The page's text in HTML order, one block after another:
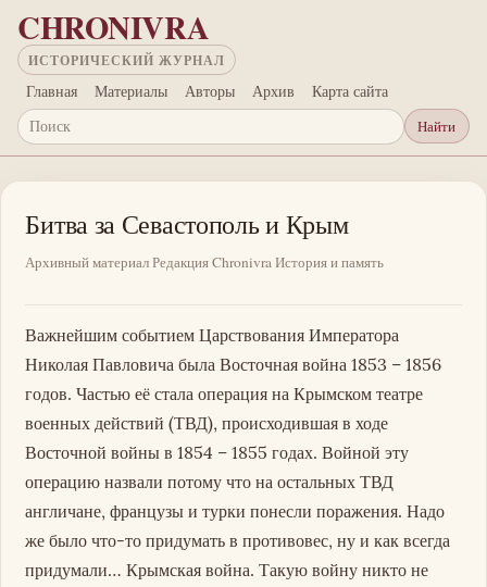
Перейти к основному содержанию
CHRONIVRA
ИСТОРИЧЕСКИЙ ЖУРНАЛ
Главная Материалы Авторы Архив Карта сайта
Поиск
Найти
Битва за Севастополь и Крым
Архивный материалРедакция ChronivraИстория и память
Важнейшим событием Царствования Императора
Николая Павловича была Восточная война 1853 – 1856
годов. Частью её стала операция на Крымском театре
военных действий (ТВД), происходившая в ходе
Восточной войны в 1854 – 1855 годах. Войной эту
операцию назвали потому что на остальных ТВД
англичане, французы и турки понесли поражения. Надо
же было что-то придумать в противовес, ну и как всегда
придумали… Крымская война. Такую войну никто не